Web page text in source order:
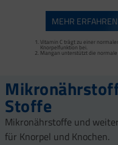
MEHR ERFAHREN
Vitamin C trägt zu einer
Knorpelfunktion bei.
Mangan unterstützt die
Mangan trägt zur normalen
normalem Bindegewebe bei.
Bindegewebe.
Calcium, Vitamin D,
normaler Knochen bei.
Mangan trägt zu einer
Stoffe
Mikronährstoffe und
für Knorpel und Knochen.